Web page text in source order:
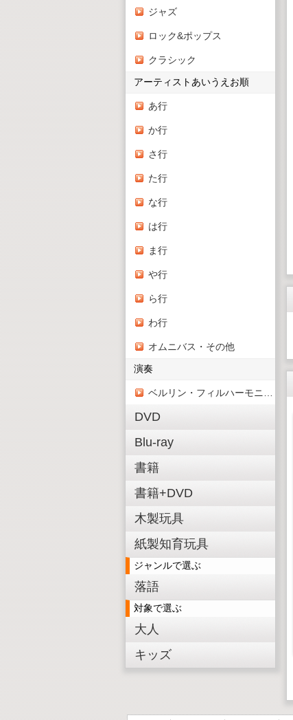
ジャズ
ロック&ポップス
クラシック
アーティストあいうえお順
あ行
か行
さ行
た行
な行
は行
ま行
や行
ら行
わ行
オムニバス・その他
演奏
DVD
Blu-ray
書籍
書籍+DVD
木製玩具
紙製知育玩具
ジャンルで選ぶ
落語
対象で選ぶ
大人
キッズ
ズル パ
税込)
税抜)
知育パズル 恐竜
¥ 880(税込)
¥800(税抜)
¥ 550(税込)
¥500(税抜)